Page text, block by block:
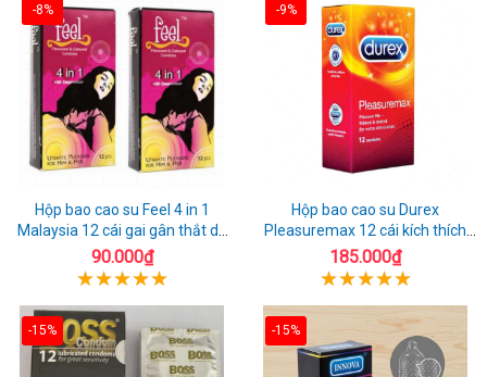
-8%
Hộp bao cao su Feel 4 in 1
Malaysia 12 cái gai gân thắt dễ
sử dụng
90.000₫
-9%
Hộp bao cao su Durex
Pleasuremax 12 cái kích thích
tăng khoái cảm
185.000₫
-15% -15%